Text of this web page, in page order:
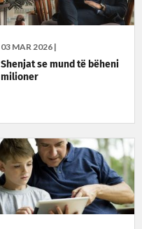
03 MAR 2026 |
Shenjat se mund të bëheni
milioner